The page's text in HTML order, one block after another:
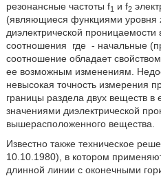
резонансные частоты f1 и f2
(являющиеся функциями уровня
диэлектрической
соотношения
где - начальные
соотношение обладает
ее возможным изменениям.
невысокая точность измерения
границы раздела двух веществ в
значениями диэлектрической
вышерасположенного вещества.
Известно также техническое
10.10.1980), в котором
длинной линии с оконечными